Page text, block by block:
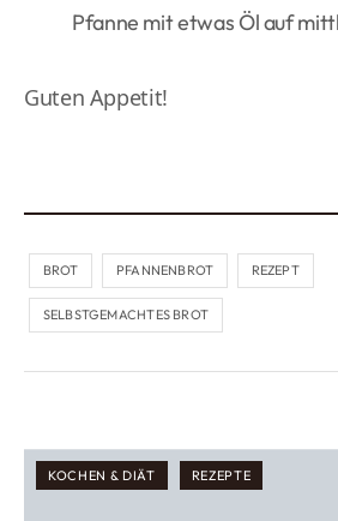
Pfanne mit etwas Öl auf
Guten Appetit!
BROT PFANNENBROT REZEPT
SELBSTGEMACHTES BROT
KOCHEN & DIÄT REZEPTE